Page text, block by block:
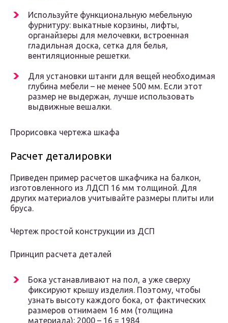
Используйте функциональную мебельную
фурнитуру: выкатные корзины, лифты,
органайзеры для мелочевки, встроенная
гладильная доска, сетка для белья,
вентиляционные решетки.
Для установки штанги для вещей необходимая
глубина мебели – не менее 500 мм. Если этот
размер не выдержан, лучше использовать
выдвижные вешалки.
Прорисовка чертежа шкафа
Расчет деталировки
Приведен пример расчетов шкафчика на балкон,
изготовленного из ЛДСП 16 мм толщиной. Для
других материалов учитывайте размеры плиты или
бруса.
Чертеж простой конструкции из ДСП
Принцип расчета деталей
Бока устанавливают на пол, а уже сверху
фиксируют крышу изделия. Поэтому, чтобы
узнать высоту каждого бока, от фактических
размеров отнимаем 16 мм (толщина
материала): 2000 – 16 = 1984